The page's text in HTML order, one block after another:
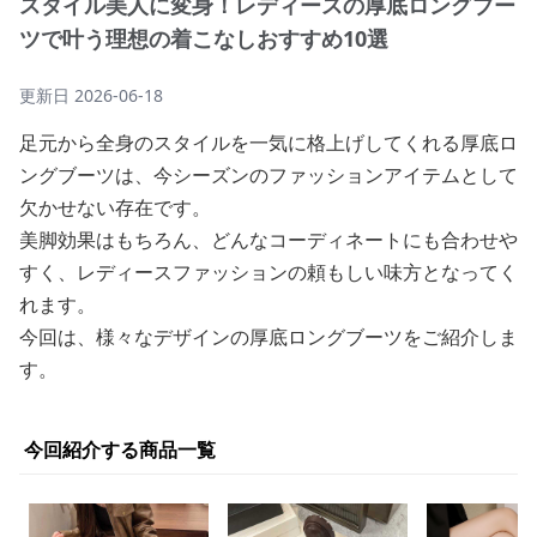
ツで叶う理想の着こなしおすすめ10選
更新日 2026-06-18
足元から全身のスタイルを一気に格上げしてくれる厚底ロ
ングブーツは、今シーズンのファッションアイテムとして
欠かせない存在です。
美脚効果はもちろん、どんなコーディネートにも合わせや
すく、レディースファッションの頼もしい味方となってく
れます。
今回は、様々なデザインの厚底ロングブーツをご紹介しま
す。
今回紹介する商品一覧